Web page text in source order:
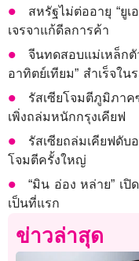
สหรัฐไม่ต่ออายุ “ยูเ
เจรจาแก้ดีลการค้า
จีนทดสอบแม่เหล็กตั
อาทิตย์เทียม” สำเร็จใ
รัสเซียโจมตีภูมิภาค
เพิ่งถล่มหนักกรุงเคียฟ
รัสเซียถล่มเคียฟดับ
โจมตีครั้งใหญ่
“มิน อ่อง หล่าย” เ
เป็นที่แรก
ข่าวล่าสุด